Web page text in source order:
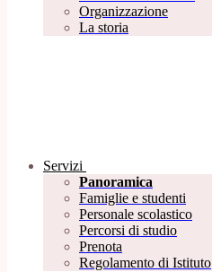
Organizzazione
La storia
Servizi
Panoramica
Famiglie e studenti
Personale scolastico
Percorsi di studio
Prenota
Regolamento di Istituto